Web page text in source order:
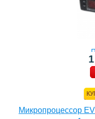
Микропроцессор